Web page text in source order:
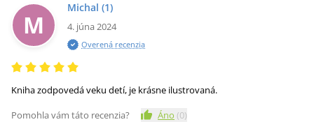
M
Michal (1)
4. júna 2024
Overená recenzia
Kniha zodpovedá veku detí, je krásne ilustrovaná.
Pomohla vám táto recenzia?
Áno (0)